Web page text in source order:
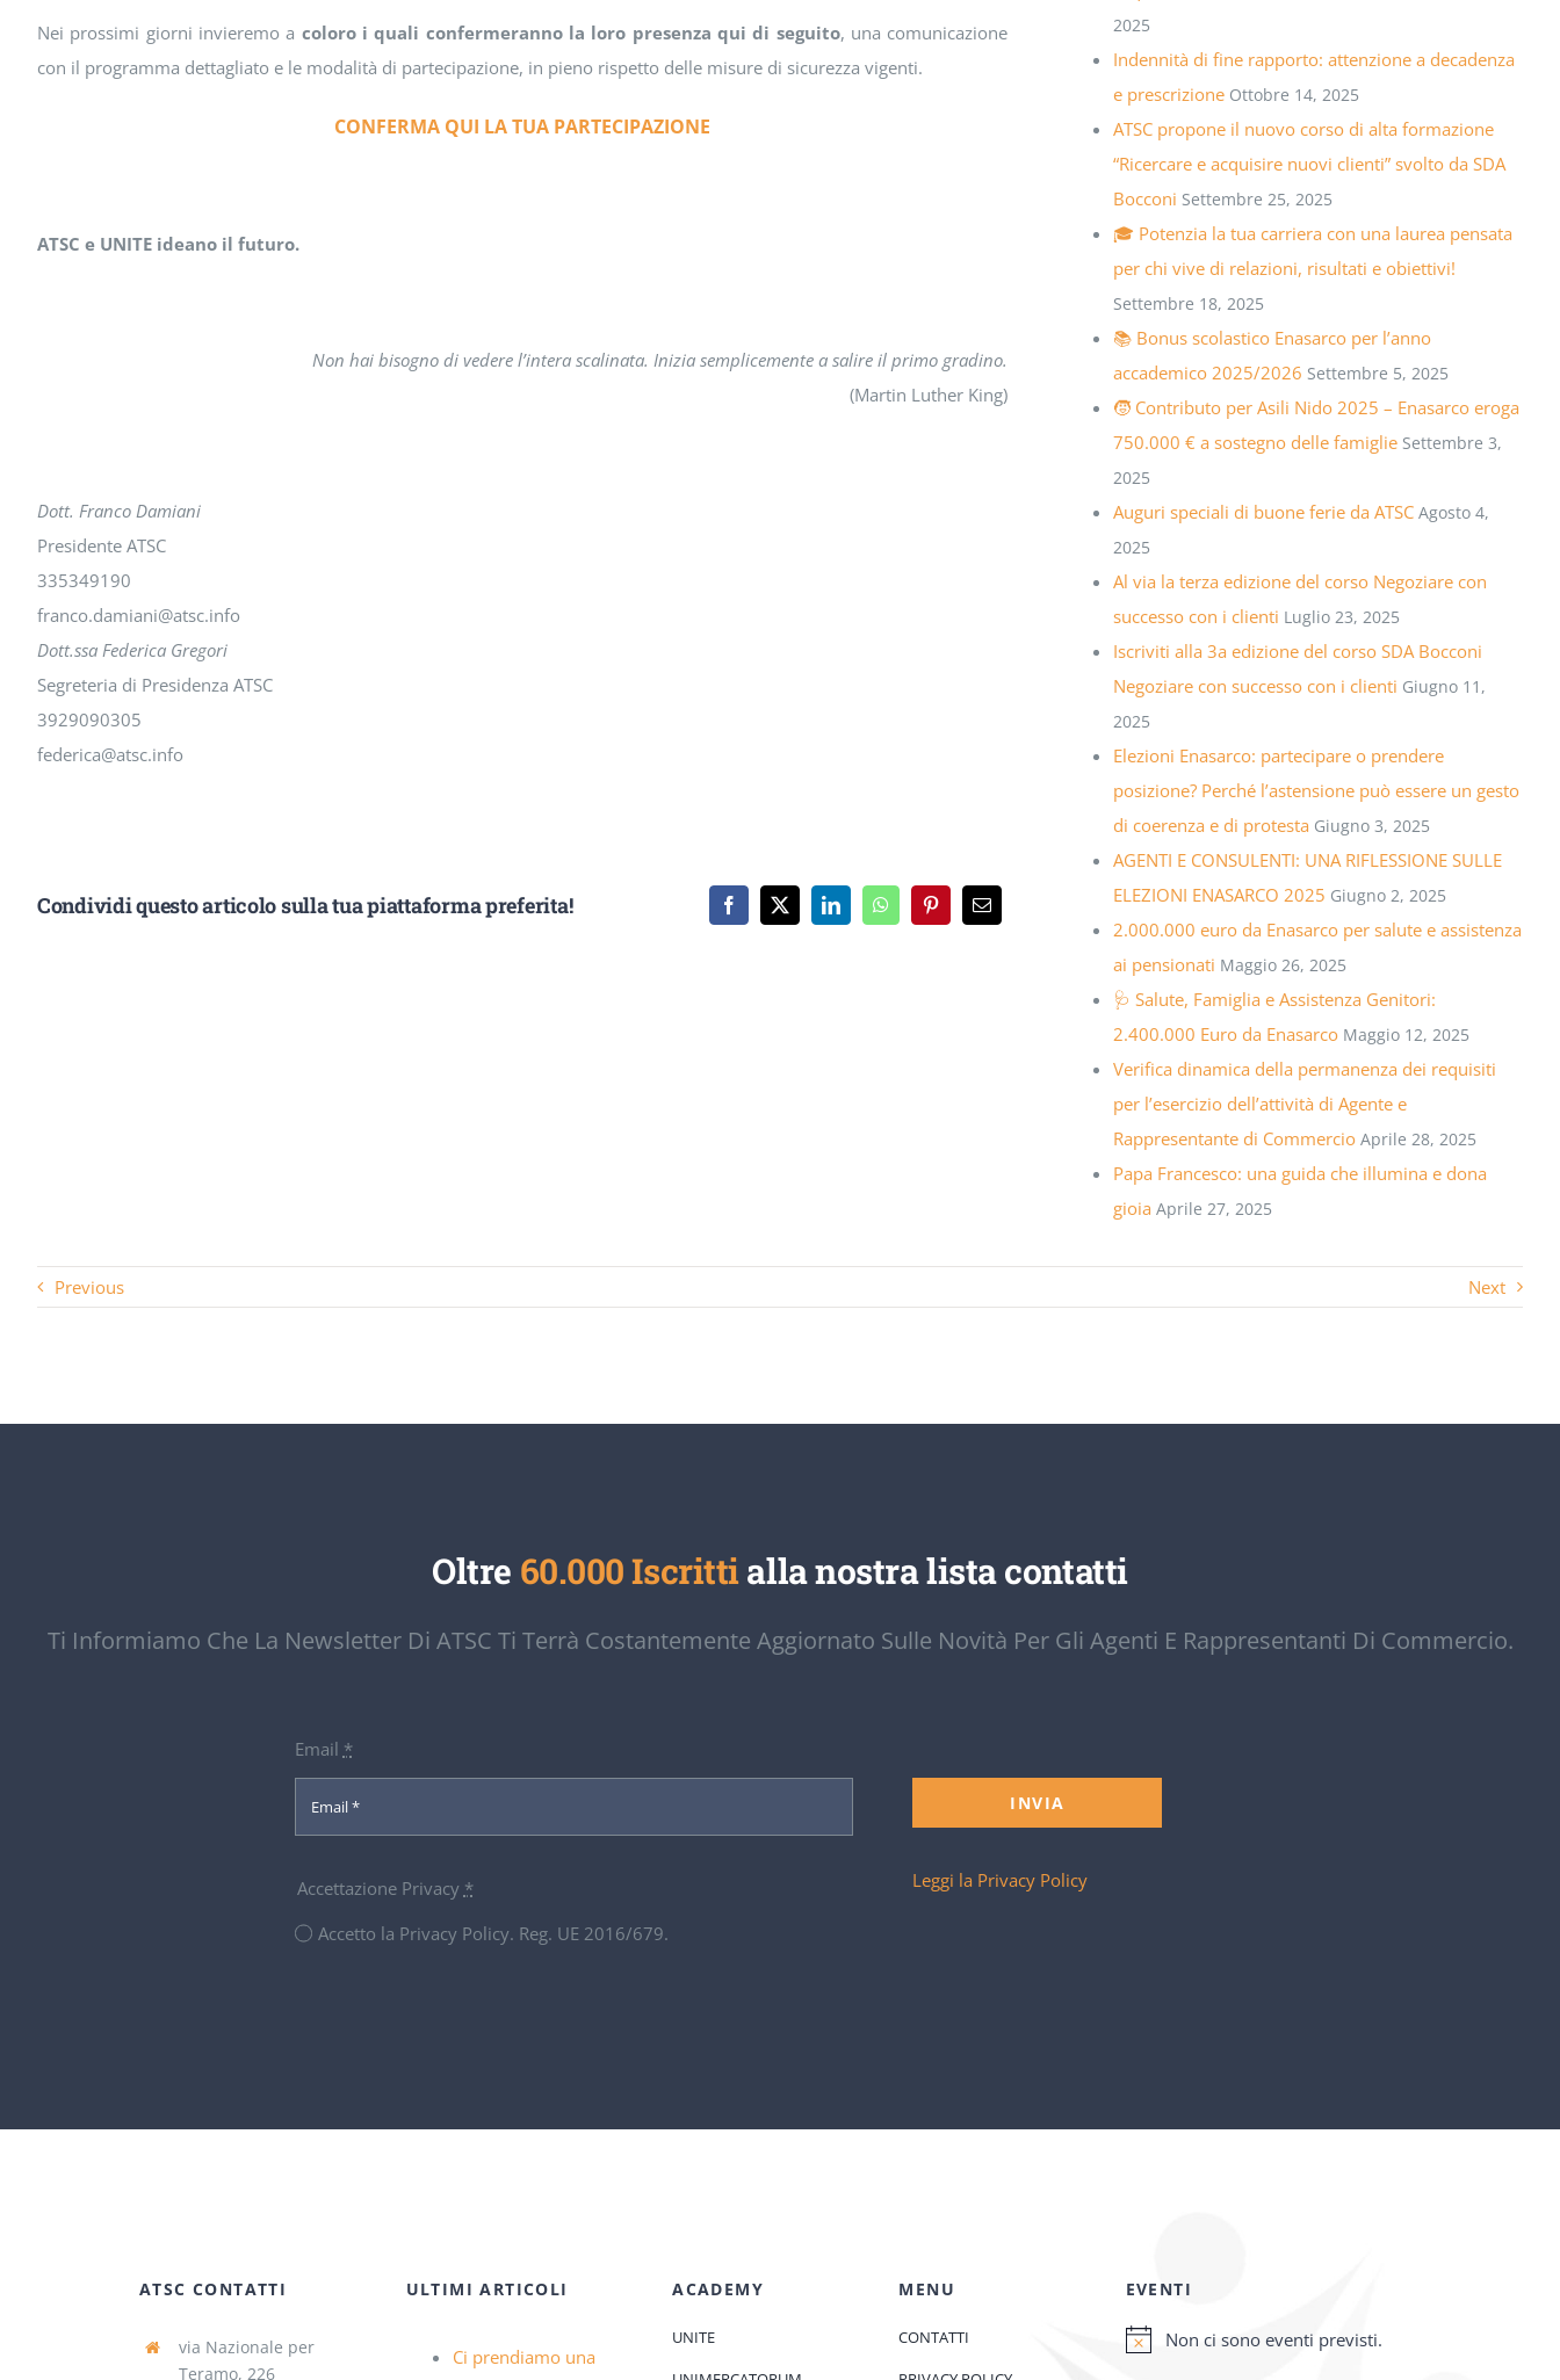
Nei prossimi giorni invieremo a coloro i quali confermeranno la loro presenza qui di seguito, una comunicazione
con il programma dettagliato e le modalità di partecipazione, in pieno rispetto delle misure di sicurezza vigenti.
CONFERMA QUI LA TUA PARTECIPAZIONE
ATSC e UNITE ideano il futuro.
Non hai bisogno di vedere l’intera scalinata. Inizia semplicemente a salire il primo gradino.
(Martin Luther King)
Dott. Franco Damiani
Presidente ATSC
335349190
franco.damiani@atsc.info
Dott.ssa Federica Gregori
Segreteria di Presidenza ATSC
3929090305
federica@atsc.info
Condividi questo articolo sulla tua piattaforma preferita!
2025
Indennità di fine rapporto: attenzione a decadenza
e prescrizione Ottobre 14, 2025
ATSC propone il nuovo corso di alta formazione
“Ricercare e acquisire nuovi clienti” svolto da SDA
Bocconi Settembre 25, 2025
🎓 Potenzia la tua carriera con una laurea pensata
per chi vive di relazioni, risultati e obiettivi!
Settembre 18, 2025
📚 Bonus scolastico Enasarco per l’anno
accademico 2025/2026 Settembre 5, 2025
🧒 Contributo per Asili Nido 2025 – Enasarco eroga
750.000 € a sostegno delle famiglie Settembre 3,
2025
Auguri speciali di buone ferie da ATSC Agosto 4,
2025
Al via la terza edizione del corso Negoziare con
successo con i clienti Luglio 23, 2025
Iscriviti alla 3a edizione del corso SDA Bocconi
Negoziare con successo con i clienti Giugno 11,
2025
Elezioni Enasarco: partecipare o prendere
posizione? Perché l’astensione può essere un gesto
di coerenza e di protesta Giugno 3, 2025
AGENTI E CONSULENTI: UNA RIFLESSIONE SULLE
ELEZIONI ENASARCO 2025 Giugno 2, 2025
2.000.000 euro da Enasarco per salute e assistenza
ai pensionati Maggio 26, 2025
🩺 Salute, Famiglia e Assistenza Genitori:
2.400.000 Euro da Enasarco Maggio 12, 2025
Verifica dinamica della permanenza dei requisiti
per l’esercizio dell’attività di Agente e
Rappresentante di Commercio Aprile 28, 2025
Papa Francesco: una guida che illumina e dona
gioia Aprile 27, 2025
Previous Next
Oltre 60.000 Iscrittialla nostra lista contatti
Ti Informiamo Che La Newsletter Di ATSC Ti Terrà Costantemente Aggiornato Sulle Novità Per Gli Agenti E Rappresentanti Di Commercio.
Email *
Accettazione Privacy *
Accetto la Privacy Policy. Reg. UE 2016/679.
INVIA
Leggi la Privacy Policy
ATSC CONTATTI
via Nazionale per
Teramo, 226
ULTIMI ARTICOLI
Ci prendiamo una
ACADEMY
UNITE
MENU
CONTATTI
EVENTI
Notice
Non ci sono eventi previsti.